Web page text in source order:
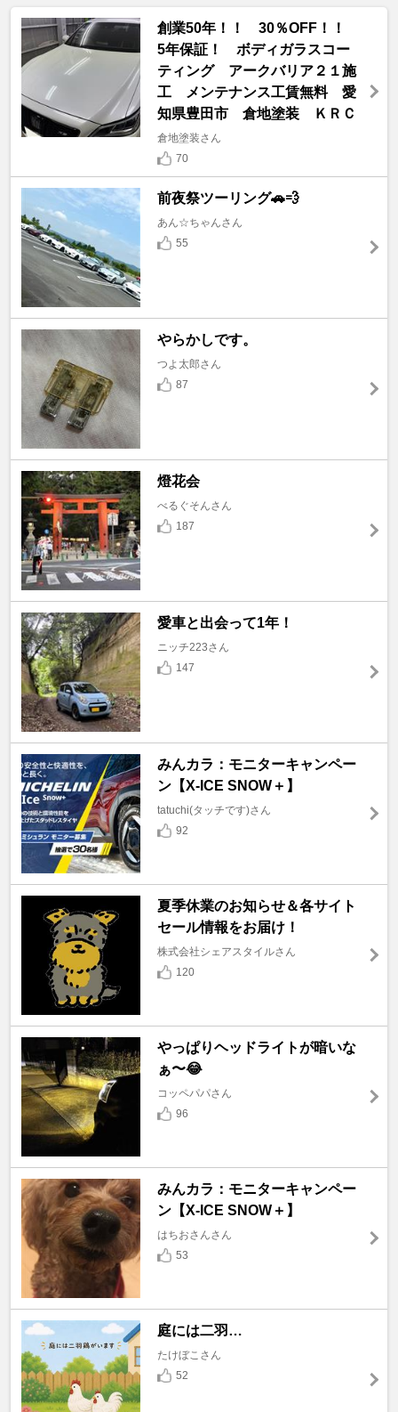
創業50年！！ 30％OFF！！
5年保証！ ボディガラスコー
ティング アークバリア２１施
工 メンテナンス工賃無料 愛
知県豊田市 倉地塗装 ＫＲＣ
倉地塗装さん
70
前夜祭ツーリング🚗💨
あん☆ちゃんさん
55
やらかしです。
つよ太郎さん
87
燈花会
べるぐそんさん
187
愛車と出会って1年！
ニッチ223さん
147
みんカラ：モニターキャンペー
ン【X-ICE SNOW＋】
tatuchi(タッチです)さん
92
夏季休業のお知らせ＆各サイト
セール情報をお届け！
株式会社シェアスタイルさん
120
やっぱりヘッドライトが暗いな
ぁ〜😂
コッペパパさん
96
みんカラ：モニターキャンペー
ン【X-ICE SNOW＋】
はちおさんさん
53
庭には二羽…
たけぼこさん
52